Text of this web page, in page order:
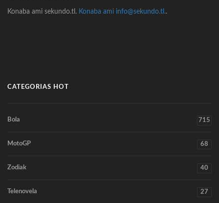
Konaba ami sekundo.tl. Konaba ami info@sekundo.tl..
CATEGORIAS HOT
Bola 715
MotoGP 68
Zodiak 40
Telenovela 27